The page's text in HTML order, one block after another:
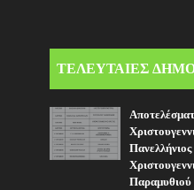
ΤΕΛΕΥΤΑΙΕΣ
Παραμυθιού